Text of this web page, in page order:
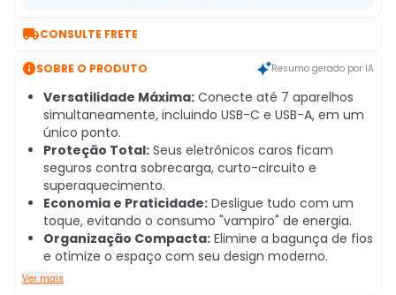
CONSULTE FRETE
SOBRE O PRODUTO Resumo gerado por IA
Versatilidade Máxima: Conecte até 7 aparelhos
simultaneamente, incluindo USB-C e USB-A, em um
único ponto.
Proteção Total: Seus eletrônicos caros ficam
seguros contra sobrecarga, curto-circuito e
superaquecimento.
Economia e Praticidade: Desligue tudo com um
toque, evitando o consumo "vampiro" de energia.
Organização Compacta: Elimine a bagunça de fios
e otimize o espaço com seu design moderno.
Ver mais